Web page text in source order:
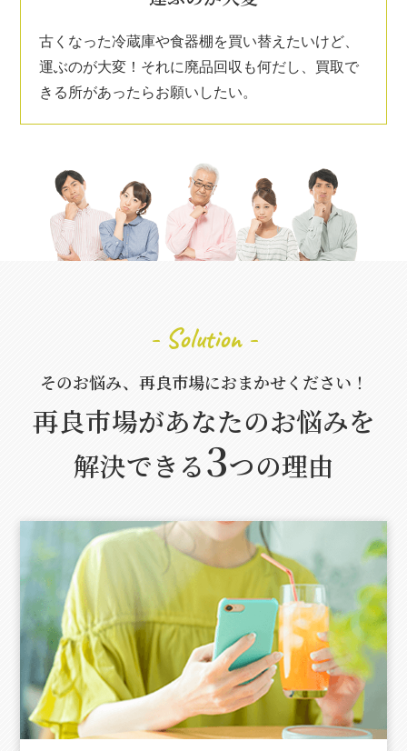
古くなった冷蔵庫や食器棚を買い替えたいけど、
運ぶのが大変！それに廃品回収も何だし、買取で
きる所があったらお願いしたい。
- Solution -
そのお悩み、再良市場におまかせください！
再良市場があなたのお悩みを
解決できる3つの理由